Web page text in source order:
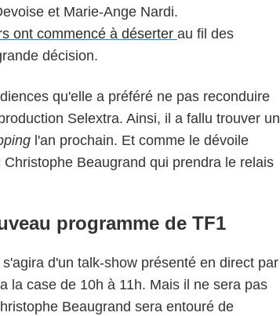
et Marie-Ange Nardi.
ont commencé à déserter au fil des
décision.
qu'elle a préféré ne pas reconduire
Selextra. Ainsi, il a fallu trouver un
l'an prochain. Et comme le dévoile
Beaugrand qui prendra le relais
programme de TF1
d'un talk-show présenté en direct par
la case de 10h à 11h. Mais il ne sera pas
Beaugrand sera entouré de